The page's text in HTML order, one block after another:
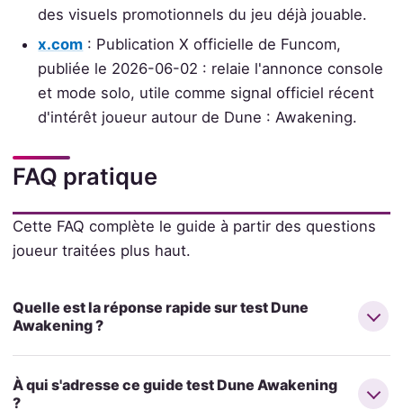
des visuels promotionnels du jeu déjà jouable.
x.com : Publication X officielle de Funcom,
publiée le 2026-06-02 : relaie l'annonce console
et mode solo, utile comme signal officiel récent
d'intérêt joueur autour de Dune : Awakening.
FAQ pratique
Cette FAQ complète le guide à partir des questions
joueur traitées plus haut.
Quelle est la réponse rapide sur test Dune
Awakening ?
À qui s'adresse ce guide test Dune Awakening
?